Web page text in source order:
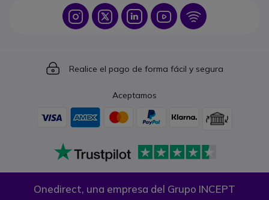
Icon IconIcon Icon Icon
Icon
Realice el pago de forma fácil y segura
Aceptamos
Onedirect, una empresa del Grupo INCEPT